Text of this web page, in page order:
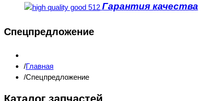
Гарантия качества
Спецпредложение
Главная
Спецпредложение